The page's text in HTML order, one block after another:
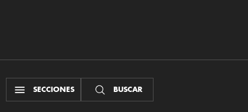
SECCIONES BUSCAR